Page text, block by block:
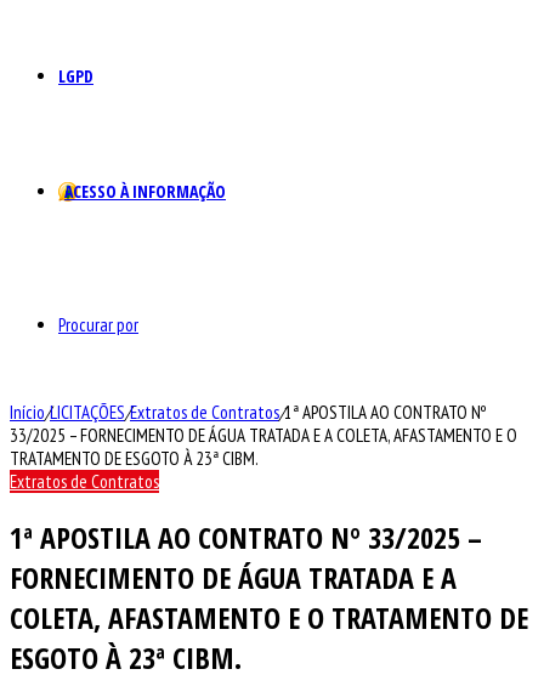
LGPD
ACESSO À INFORMAÇÃO
Procurar por
Início/LICITAÇÕES/Extratos de Contratos/1ª APOSTILA AO CONTRATO Nº
33/2025 – FORNECIMENTO DE ÁGUA TRATADA E A COLETA, AFASTAMENTO E O
TRATAMENTO DE ESGOTO À 23ª CIBM.
Extratos de Contratos
1ª APOSTILA AO CONTRATO Nº 33/2025 –
FORNECIMENTO DE ÁGUA TRATADA E A
COLETA, AFASTAMENTO E O TRATAMENTO DE
ESGOTO À 23ª CIBM.